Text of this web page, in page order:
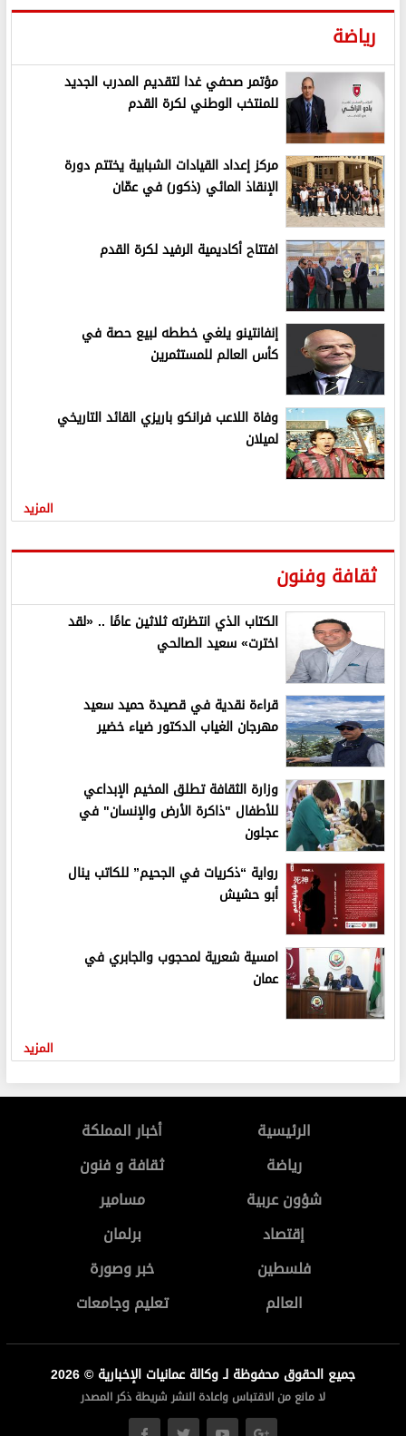
رياضة
مؤتمر صحفي غدا لتقديم المدرب الجديد
للمنتخب الوطني لكرة القدم
مركز إعداد القيادات الشبابية يختتم دورة
الإنقاذ المائي (ذكور) في عمّان
افتتاح أكاديمية الرفيد لكرة القدم
إنفانتينو يلغي خططه لبيع حصة في
كأس العالم للمستثمرين
وفاة اللاعب فرانكو باريزي القائد التاريخي
لميلان
المزيد
ثقافة وفنون
الكتاب الذي انتظرته ثلاثين عامًا .. «لقد
اخترت» سعيد الصالحي
قراءة نقدية في قصيدة حميد سعيد
مهرجان الغياب الدكتور ضياء خضير
وزارة الثقافة تطلق المخيم الإبداعي
للأطفال "ذاكرة الأرض والإنسان" في
عجلون
رواية “ذكريات في الجحيم” للكاتب ينال
أبو حشيش
امسية شعرية لمحجوب والجابري في
عمان
المزيد
الرئيسية
أخبار المملكة
رياضة
ثقافة و فنون
شؤون عربية
مسامير
إقتصاد
برلمان
فلسطين
خبر وصورة
العالم
تعليم وجامعات
جميع الحقوق محفوظة لـ وكالة عمانيات الإخبارية © 2026
لا مانع من الاقتباس واعادة النشر شريطة ذكر المصدر